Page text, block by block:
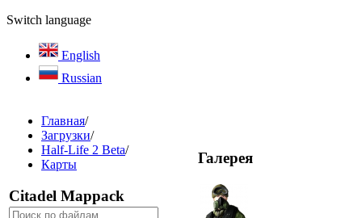
Switch language
English
Russian
Главная/
Загрузки/
Half-Life 2 Beta/
Карты
Citadel Mappack
Галерея